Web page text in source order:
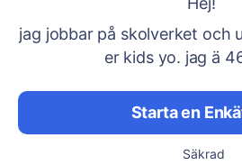
jag jobbar på skolverket och
er kids yo. jag ä
Starta en
Säkrad